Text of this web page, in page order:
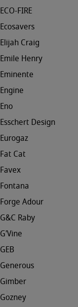
ECO-FIRE
Ecosavers
Elijah Craig
Emile Henry
Eminente
Engine
Eno
Esschert Design
Eurogaz
Fat Cat
Favex
Fontana
Forge Adour
G&C Raby
G'Vine
GEB
Generous
Gimber
Gozney